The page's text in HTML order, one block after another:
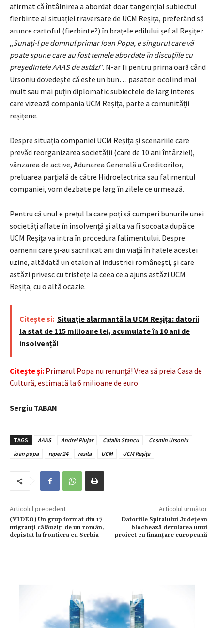
afirmat că întâlnirea a abordat doar tangențial subiectul
fierbinte al situației traversate de UCM Reșița, preferând să
arunce cartoful (fierbinte?) în brațele edilului șef al Reșiței:
„Sunați-l pe domnul primar Ioan Popa, e singurul care vă
poate spune care au fost temele abordate în discuțiile cu
președintele AAAS de astăzi“. N-ar fi pentru prima oară când
Ursoniu dovedește că este un bun… pasator, ocolind mai
mult sau mai puțin diplomatic subiectele de larg interes
care vizează compania UCM Reșița, parte a comunității
reșițene.
Despre situația companiei UCM Reșița și scenariile care
prevăd reorganizarea societății (care de 10 ani întârzie!),
vânzarea de active, Adunarea Generală a Creditorilor,
preluarea parțială de către Hidroelectrica sau falimentul
companiei, vom dezbate pe larg în zilele ce urmează.
Pentru că unul e prețul la care poți să cumperi bunurile unei
societăți aflate în insolvență și alta va fi socoata după ce
UCM Reșița va intra în procedura falimentului. Despre
oamenii care și-au sacrificat ani din viață în halele acestei
uzine, altădată un etalon al industriei românești, și care
astăzi privesc cu tristețe la ceea ce a ajuns astăzi UCM
Reșița, cu o altă ocazie.
Citește si: Situație alarmantă la UCM Reșița: datorii
la stat de 115 milioane lei, acumulate în 10 ani de
insolvență!
Citește și: Primarul Popa nu renunță! Vrea să preia Casa de
Cultură, estimată la 6 milioane de euro
Sergiu TABAN
TAGS AAAS Andrei Plujar Catalin Stancu
Cosmin Ursoniu
ioan popa
reper 24 resita UCM UCM Reșița
Articolul precedent
(VIDEO) Un grup format din 17
migranţi călăuziţi de un român,
depistat la frontiera cu Serbia
Articolul următor
Datoriile Spitalului Județean
blochează derularea unui
proiect cu finanțare europeană